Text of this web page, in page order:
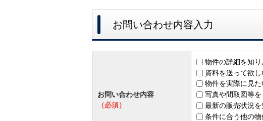
お問い合わせ内容入力
お問い合わせ内容
（必須）
物件の詳細を知り
資料を送って欲し
物件を実際に見た
写真や間取図等
最新の販売状況
条件に合う他の